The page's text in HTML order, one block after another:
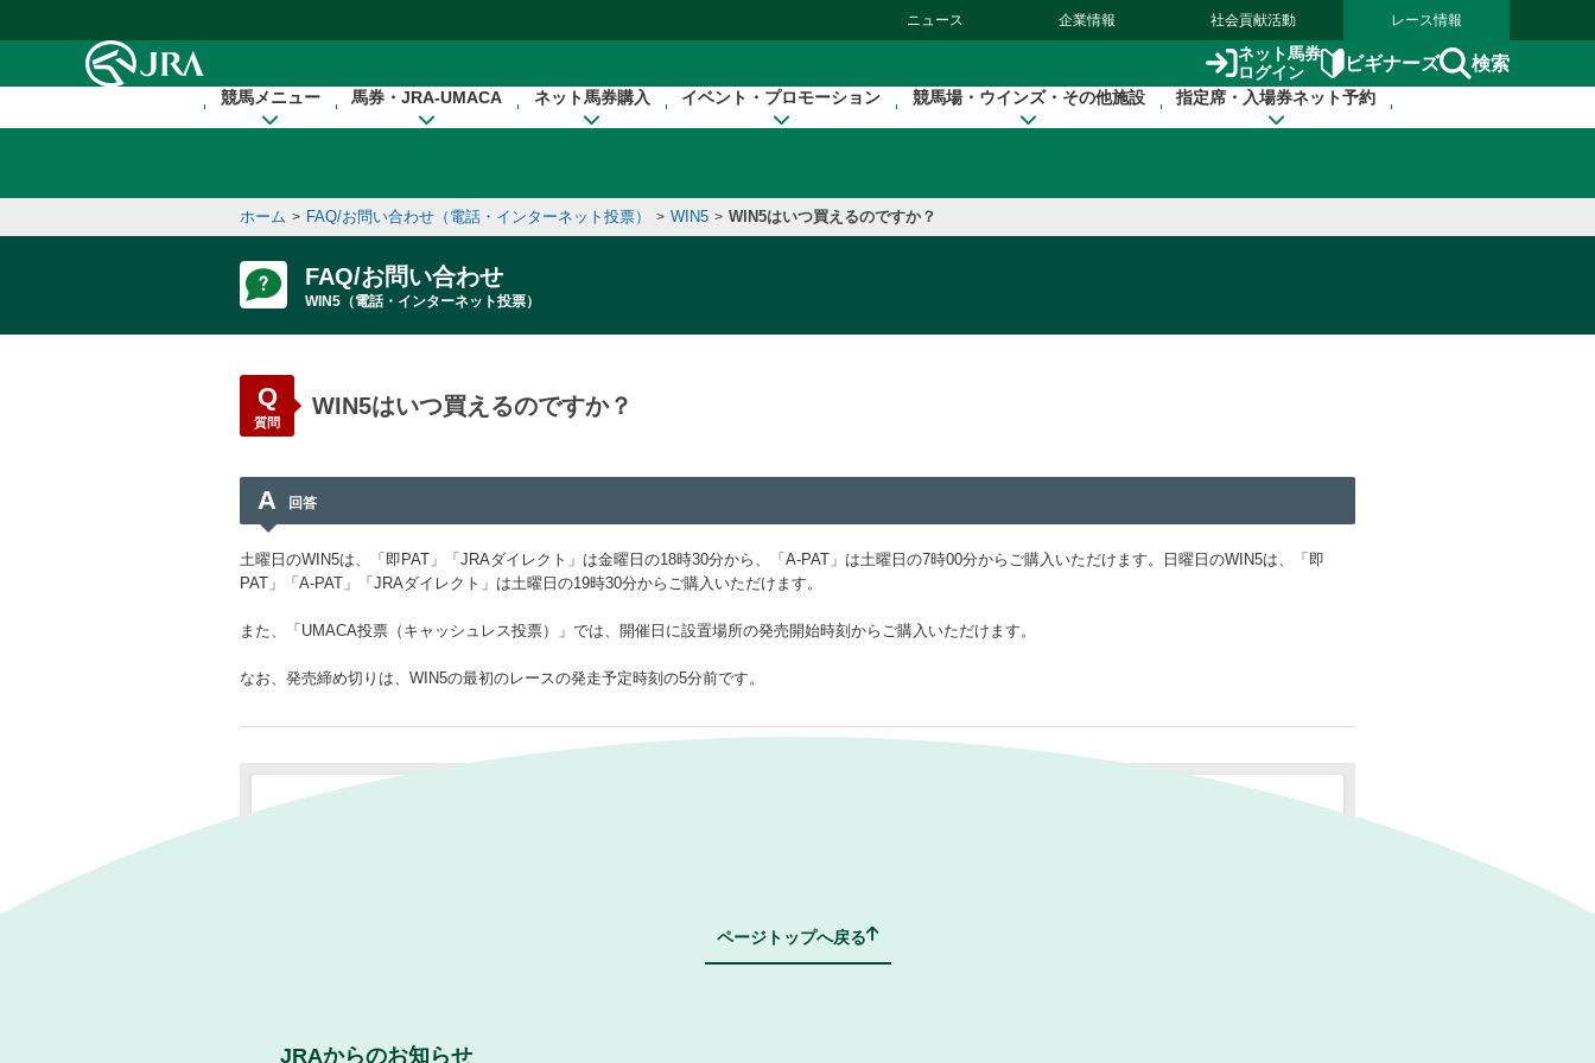
ニュース 企業情報 社会貢献活動 レース情報
ネット馬券
ログイン
ビギナーズ 検索
競馬メニュー 馬券・JRA-UMACA ネット馬券購入 イベント・プロモーション 競馬場・ウインズ・その他施設 指定席・入場券ネット予約
ホーム > FAQ/お問い合わせ（電話・インターネット投票） > WIN5 > WIN5はいつ買えるのですか？
FAQ/お問い合わせ
WIN5（電話・インターネット投票）
Q
質問
WIN5はいつ買えるのですか？
A 回答
土曜日のWIN5は、「即PAT」「JRAダイレクト」は金曜日の18時30分から、「A‐PAT」は土曜日の7時00分からご購入いただけます。日曜日のWIN5は、「即
PAT」「A‐PAT」「JRAダイレクト」は土曜日の19時30分からご購入いただけます。
また、「UMACA投票（キャッシュレス投票）」では、開催日に設置場所の発売開始時刻からご購入いただけます。
なお、発売締め切りは、WIN5の最初のレースの発走予定時刻の5分前です。
ページトップへ戻る
JRAからのお知らせ